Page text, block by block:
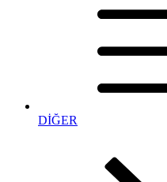
DİĞER